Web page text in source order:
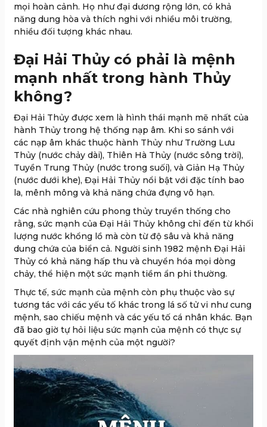
mọi hoàn cảnh. Họ như đại dương rộng lớn, có khả
năng dung hòa và thích nghi với nhiều môi trường,
nhiều đối tượng khác nhau.
Đại Hải Thủy có phải là mệnh
mạnh nhất trong hành Thủy
không?
Đại Hải Thủy được xem là hình thái mạnh mẽ nhất của
hành Thủy trong hệ thống nạp âm. Khi so sánh với
các nạp âm khác thuộc hành Thủy như Trường Lưu
Thủy (nước chảy dài), Thiên Hà Thủy (nước sông trời),
Tuyền Trung Thủy (nước trong suối), và Giản Hạ Thủy
(nước dưới khe), Đại Hải Thủy nổi bật với đặc tính bao
la, mênh mông và khả năng chứa đựng vô hạn.
Các nhà nghiên cứu phong thủy truyền thống cho
rằng, sức mạnh của Đại Hải Thủy không chỉ đến từ khối
lượng nước khổng lồ mà còn từ độ sâu và khả năng
dung chứa của biển cả. Người sinh 1982 mệnh Đại Hải
Thủy có khả năng hấp thu và chuyển hóa mọi dòng
chảy, thể hiện một sức mạnh tiềm ẩn phi thường.
Thực tế, sức mạnh của mệnh còn phụ thuộc vào sự
tương tác với các yếu tố khác trong lá số tử vi như cung
mệnh, sao chiếu mệnh và các yếu tố cá nhân khác. Bạn
đã bao giờ tự hỏi liệu sức mạnh của mệnh có thực sự
quyết định vận mệnh của một người?